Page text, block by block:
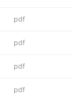
pdf
pdf
pdf
pdf